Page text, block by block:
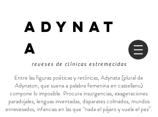
ADYNAT
a
reveses de clínicas estremecidas
Entre las figuras poéticas y retóricas, Adynata (plural de
Adynaton, que suena a palabra femenina en castellano)
compone lo imposible. Procura insurgencias, exageraciones
paradojales, lenguas inventadas, disparates colmados, mundos
enrevesados, infancias en las que “nada el pájaro y vuela el pez”.